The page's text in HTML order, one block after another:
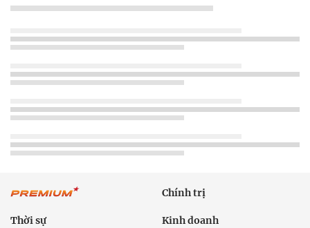
Chính trị
Thời sự Kinh doanh